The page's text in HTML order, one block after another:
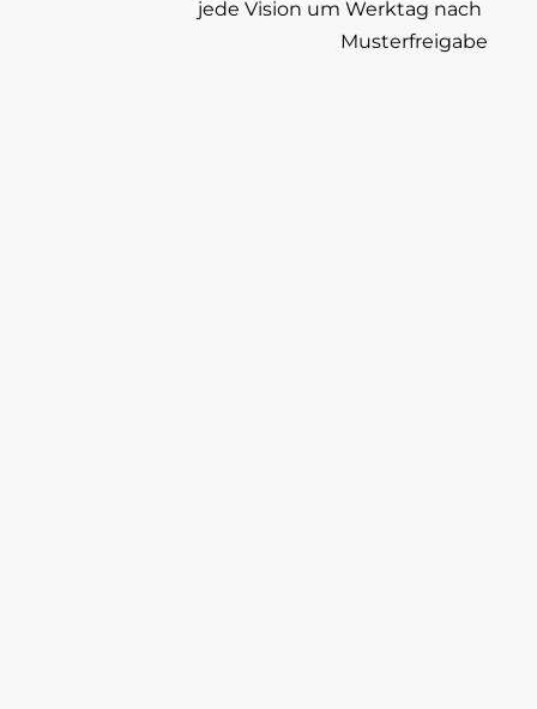
jede Vision um Werktag nach
Musterfreigabe